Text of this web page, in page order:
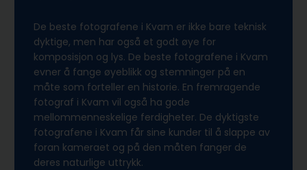
De beste fotografene i Kvam er ikke bare teknisk
dyktige, men har også et godt øye for
komposisjon og lys. De beste fotografene i Kvam
evner å fange øyeblikk og stemninger på en
måte som forteller en historie. En fremragende
fotograf i Kvam vil også ha gode
mellommenneskelige ferdigheter. De dyktigste
fotografene i Kvam får sine kunder til å slappe av
foran kameraet og på den måten fanger de
deres naturlige uttrykk.